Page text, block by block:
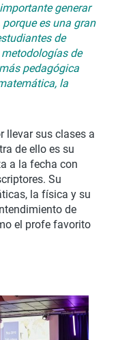
generar
es una gran
de
de
pedagógica
la
llevar sus clases a
de ello es su
a la fecha con
Su
la física y su
de
el profe favorito